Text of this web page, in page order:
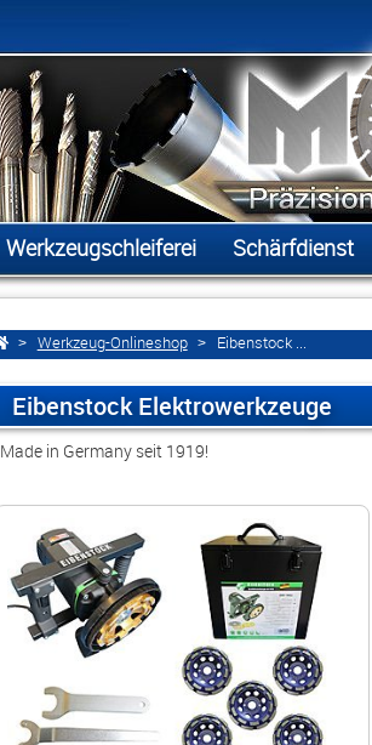
Werkzeugschleiferei Schärfdienst
Werkzeug-Onlineshop Eibenstock ...
Eibenstock Elektrowerkzeuge
Made in Germany seit 1919!